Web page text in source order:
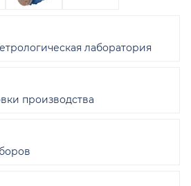
лаборатория
производства